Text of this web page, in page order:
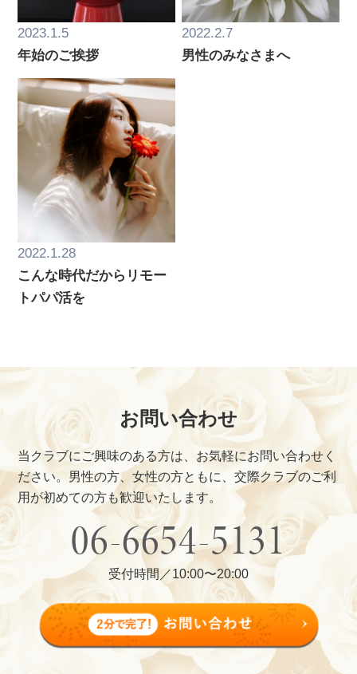
2023.1.5
年始のご挨拶
2022.2.7
男性のみなさまへ
2022.1.28
こんな時代だからリモー
トパパ活を
お問い合わせ
当クラブにご興味のある方は、お気軽にお問い合わせく
ださい。 男性の方、女性の方ともに、交際クラブのご利
用が初めての方も歓迎いたします。
06-6654-5131
受付時間／10:00〜20:00